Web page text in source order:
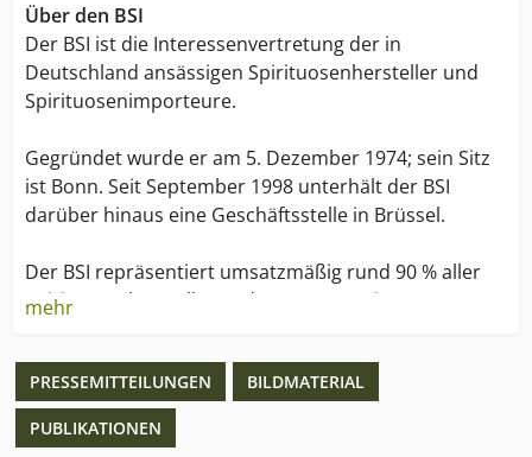
Über den BSI
Der BSI ist die Interessenvertretung der in
Deutschland ansässigen Spirituosenhersteller und
Spirituosenimporteure.
Gegründet wurde er am 5. Dezember 1974; sein Sitz
ist Bonn. Seit September 1998 unterhält der BSI
darüber hinaus eine Geschäftsstelle in Brüssel.
Der BSI repräsentiert umsatzmäßig rund 90 % aller
Spirituosenhersteller und -Importeure in
Landesgruppen/-verbände und Fördermitglieder
angeschlossen. Der BSI vertritt die ideellen,
wirtschaftlichen und beruflichen Interessen einer in
erster Linie mittelständisch geprägten Branche
mehr
PRESSEMITTEILUNGEN BILDMATERIAL
PUBLIKATIONEN